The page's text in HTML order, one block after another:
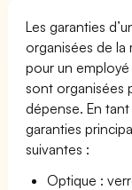
Les garanties
organisées de la
pour un employé
sont organisées
dépense. En
garanties
suivantes :
Optique :